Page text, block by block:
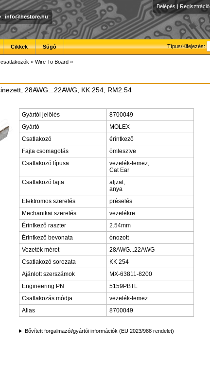
Belépés | Regisztráció
info@hestore.hu
Típus/Kifejezés:
Cikkek Súgó
» Wire To Board »
28AWG...22AWG, KK 254, RM2.54
Gyártói jelölés
8700049
Gyártó
MOLEX
Csatlakozó
érintkező
Fajta csomagolás
ömlesztve
Csatlakozó típusa
vezeték-lemez,
Cat Ear
Csatlakozó fajta
aljzat,
anya
Elektromos szerelés
préselés
Mechanikai szerelés
vezetékre
Érintkező raszter
2.54mm
Érintkező bevonata
ónozott
Vezeték méret
28AWG...22AWG
Csatlakozó sorozata
KK 254
Ajánlott szerszámok
MX-63811-8200
Engineering PN
5159PBTL
Csatlakozás módja
vezeték-lemez
Alias
8700049
Bővített forgalmazói/gyártói információk (EU 2023/988 rendelet)